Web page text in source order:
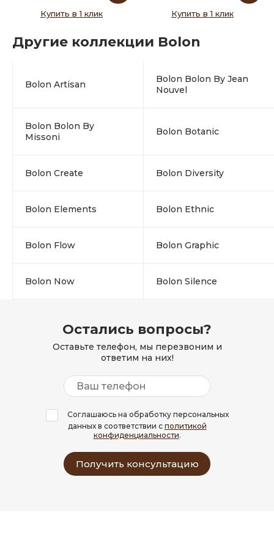
Купить в 1 клик Купить в 1 клик
Другие коллекции Bolon
Bolon Artisan
Bolon Bolon By Jean
Nouvel
Bolon Bolon By
Missoni
Bolon Botanic
Bolon Create Bolon Diversity
Bolon Elements Bolon Ethnic
Bolon Flow Bolon Graphic
Bolon Now Bolon Silence
Остались вопросы?
Оставьте телефон, мы перезвоним и
ответим на них!
Соглашаюсь на обработку персональных
данных в соответствии с политикой
конфиденциальности.
Получить консультацию